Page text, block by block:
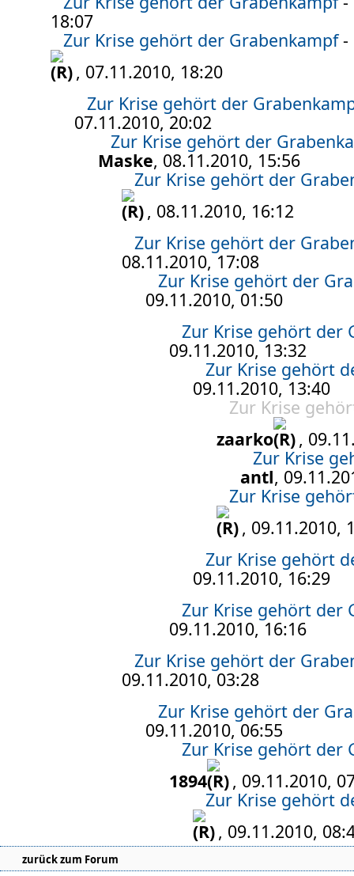
18:07
Zur Krise gehört der Grabenkampf-
, 07.11.2010, 18:20
Zur Krise gehört der
07.11.2010, 20:02
Zur Krise gehört der
Maske, 08.11.2010, 15:56
Zur Krise gehört der
, 08.11.2010, 16:12
Zur Krise gehört der
08.11.2010, 17:08
Zur Krise gehört der
09.11.2010, 01:50
Zur Krise gehört der
09.11.2010, 13:32
Zur Krise gehört
09.11.2010, 13:40
Zur Krise
zaarko
,
Zur Krise
antl,
Zur Krise
, 09.11.2010,
Zur Krise gehört
09.11.2010, 16:29
Zur Krise gehört der
09.11.2010, 16:16
Zur Krise gehört der
09.11.2010, 03:28
Zur Krise gehört der
09.11.2010, 06:55
Zur Krise gehört der
1894
, 09.11.2010,
Zur Krise gehört
, 09.11.2010,
zurück zum Forum